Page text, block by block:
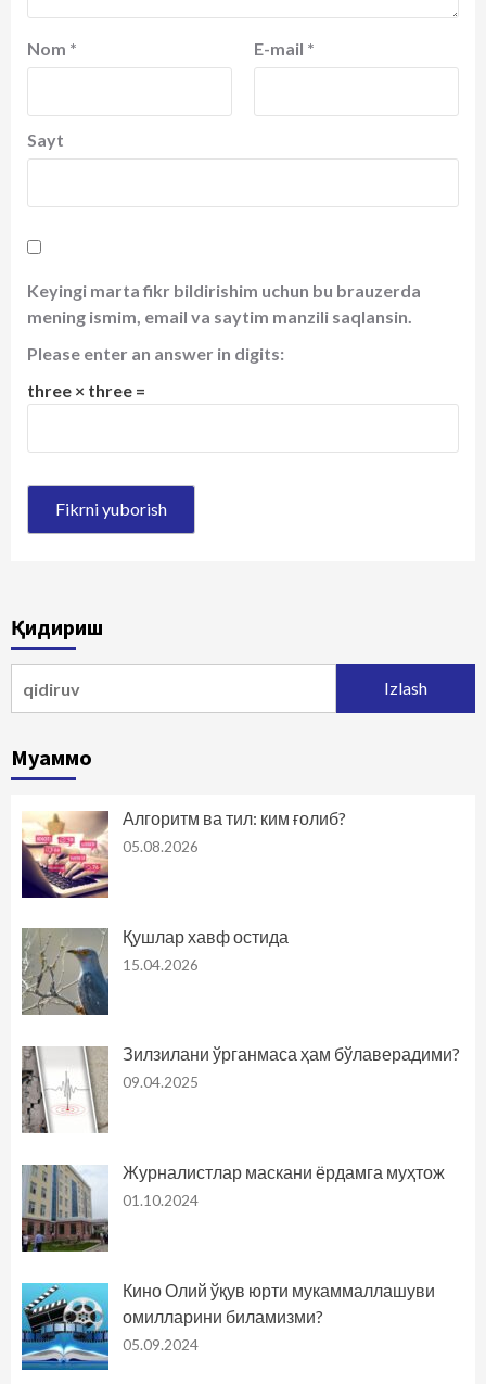
Nom * E-mail *
Sayt
Keyingi marta fikr bildirishim uchun bu brauzerda
mening ismim, email va saytim manzili saqlansin.
Please enter an answer in digits:
three × three =
Қидириш
Муаммо
Алгоритм ва тил: ким ғолиб?
05.08.2026
Қушлар хавф остида
15.04.2026
Зилзилани ўрганмаса ҳам бўлаверадими?
09.04.2025
Журналистлар маскани ёрдамга муҳтож
01.10.2024
Кино Олий ўқув юрти мукаммаллашуви
омилларини биламизми?
05.09.2024